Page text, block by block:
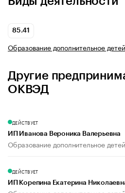
85.41
Образование дополнительное
Другие
ОКВЭД
ДЕЙСТВУЕТ
ИП Иванова Вероника Валерьевна
Образование дополнительное
ДЕЙСТВУЕТ
ИП Корепина Екатерина